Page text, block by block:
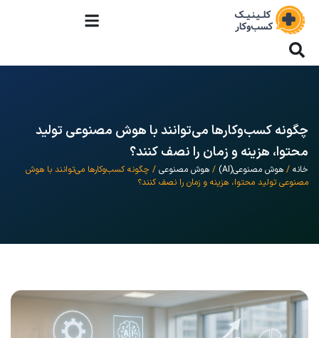
چگونه کسب‌وکارها می‌توانند با هوش مصنوعی تولید
محتوا، هزینه و زمان را نصف کنند؟
خانه / هوش مصنوعی(AI) / هوش مصنوعی / چگونه کسب‌وکارها می‌توانند با هوش
مصنوعی تولید محتوا، هزینه و زمان را نصف کنند؟